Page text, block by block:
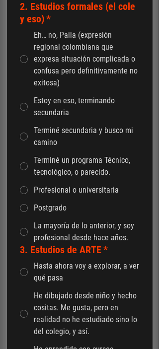
2. Estudios formales (el cole
y eso)*
Eh… no, Paila (expresión
regional colombiana que
expresa situación complicada o
confusa pero definitivamente no
exitosa)
Estoy en eso, terminando
secundaria
Terminé secundaria y busco mi
camino
Terminé un programa Técnico,
tecnológico, o parecido.
Profesional o universitaria
Postgrado
La mayoría de lo anterior, y soy
profesional desde hace años.
3. Estudios de ARTE*
Hasta ahora voy a explorar, a ver
qué pasa
He dibujado desde niño y hecho
cositas. Me gusta, pero en
realidad no he estudiado sino lo
del colegio, y así.